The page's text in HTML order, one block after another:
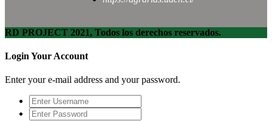
RD PROJECT 2021, Todos los derechos reservados.
Login Your Account
Enter your e-mail address and your password.